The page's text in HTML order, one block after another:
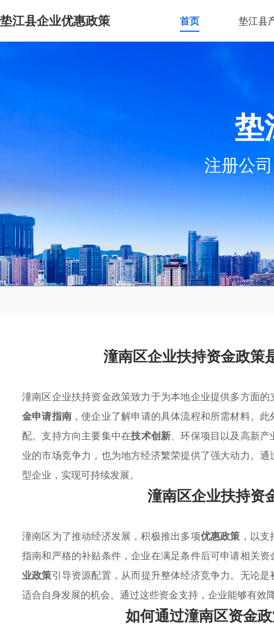
垫江县企业优惠政策 首页 垫江县
垫
注册公
潼南区企业扶持资金政策
潼南区企业扶持资金政策致力于为本地企业提供多方面
金申请指南 ，使企业了解申请的具体流程和所需材料。
配。支持方向主要集中在技术创新、环保项目以及高新
业的市场竞争力，也为地方经济繁荣提供了强大动力。
型企业，实现可持续发展。
潼南区企业扶持资
潼南区为了推动经济发展，积极推出多项优惠政策 ，以
指南和严格的补贴条件，企业在满足条件后可申请相关
业政策引导资源配置，从而提升整体经济竞争力。无论
适合自身发展的机会。通过这些资金支持，企业能够有效
如何通过潼南区资金